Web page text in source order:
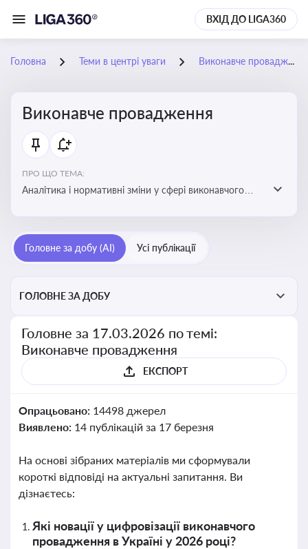
ВХІД ДО LIGA360
Головна Теми в центрі уваги Виконавче провадження
Виконавче провадження
ПРО ЩО ТЕМА:
Аналітика і нормативні зміни у сфері виконавчого
завершенню проваджень, діяльності державних і
приватних виконавців
Головне за добу (AI) Усі публікації
ГОЛОВНЕ ЗА ДОБУ
Головне за 17.03.2026 по темі:
Виконавче провадження
ЕКСПОРТ
Опрацьовано: 14498 джерел
Виявлено: 14 публікацій за 17 березня
На основі зібраних матеріалів ми сформували
короткі відповіді на актуальні запитання. Ви
дізнаєтесь:
Які новації у цифровізації виконавчого
провадження в Україні у 2026 році?